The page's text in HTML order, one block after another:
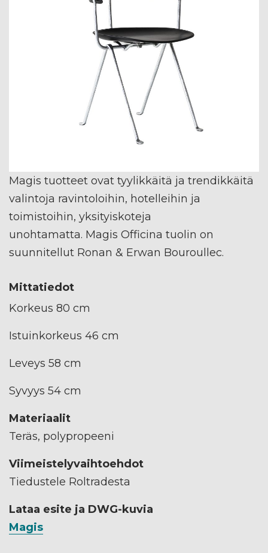
Magis tuotteet ovat tyylikkäitä ja trendikkäitä
valintoja ravintoloihin, hotelleihin ja
toimistoihin, yksityiskoteja
unohtamatta. Magis Officina tuolin on
suunnitellut Ronan & Erwan Bouroullec.
Mittatiedot
Korkeus 80 cm
Istuinkorkeus 46 cm
Leveys 58 cm
Syvyys 54 cm
Materiaalit
Teräs, polypropeeni
Viimeistelyvaihtoehdot
Tiedustele Roltradesta
Lataa esite ja DWG-kuvia
Magis